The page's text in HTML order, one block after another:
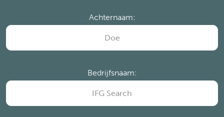
Achternaam:
Bedrijfsnaam: